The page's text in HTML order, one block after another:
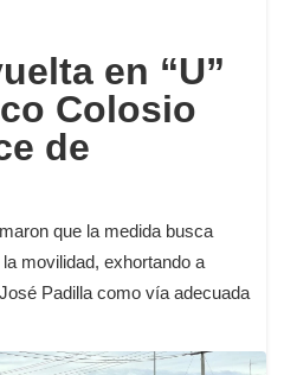
en “U”
Colosio
de
que la medida busca
movilidad, exhortando a
Padilla como vía adecuada